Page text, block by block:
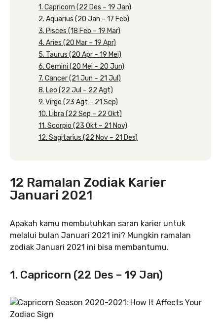
1. Capricorn (22 Des – 19 Jan)
2. Aquarius (20 Jan – 17 Feb)
3. Pisces (18 Feb – 19 Mar)
4. Aries (20 Mar – 19 Apr)
5. Taurus (20 Apr – 19 Mei)
6. Gemini (20 Mei – 20 Jun)
7. Cancer (21 Jun – 21 Jul)
8. Leo (22 Jul – 22 Agt)
9. Virgo (23 Agt – 21 Sep)
10. Libra (22 Sep – 22 Okt)
11. Scorpio (23 Okt – 21 Nov)
12. Sagitarius (22 Nov – 21 Des)
12 Ramalan Zodiak Karier
Januari 2021
Apakah kamu membutuhkan saran karier untuk
melalui bulan Januari 2021 ini? Mungkin ramalan
zodiak Januari 2021 ini bisa membantumu.
1. Capricorn (22 Des – 19 Jan)